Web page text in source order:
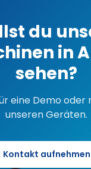
du
in
sehen?
eine Demo oder
unseren Geräten.
Kontakt aufnehmen